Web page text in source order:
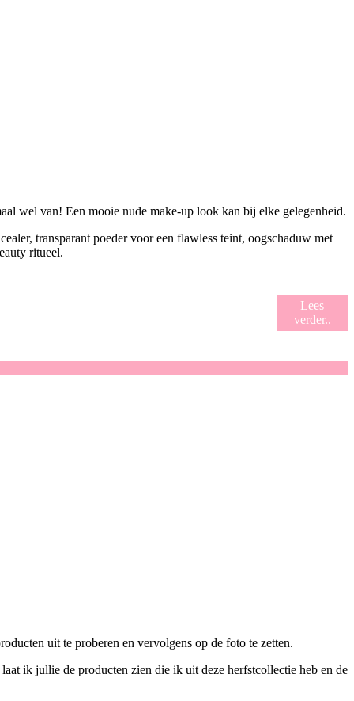
wel van! Een mooie nude make-up look kan bij elke gelegenheid.
transparant poeder voor een flawless teint, oogschaduw met
ritueel.
Lees
verder..
uit te proberen en vervolgens op de foto te zetten.
ik jullie de producten zien die ik uit deze herfstcollectie heb en de